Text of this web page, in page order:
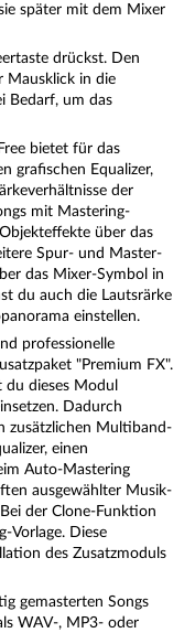
später mit dem Mixer
drückst. Den
Mausklick in die
Bedarf, um das
bietet für das
grafischen Equalizer,
der
mit Mastering-
über das
Spur- und Master-
das Mixer-Symbol in
du auch die Lautsrärke
einstellen.
professionelle
"Premium FX".
du dieses Modul
Dadurch
zusätzlichen Multiband-
einen
Auto-Mastering
ausgewählter Musik-
der Clone-Funktion
Vorlage. Diese
des Zusatzmoduls
gemasterten Songs
WAV-, MP3- oder